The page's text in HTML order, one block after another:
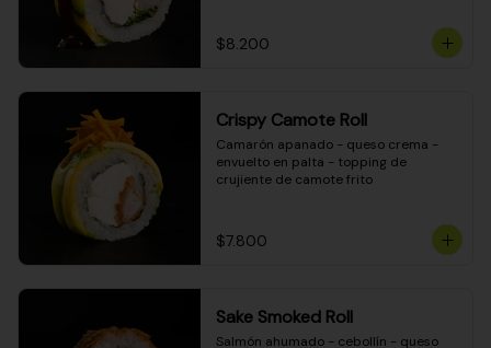
$8.200
Crispy Camote Roll
Camarón apanado - queso crema -
envuelto en palta - topping de
crujiente de camote frito
$7.800
Sake Smoked Roll
Salmón ahumado - cebollín - queso